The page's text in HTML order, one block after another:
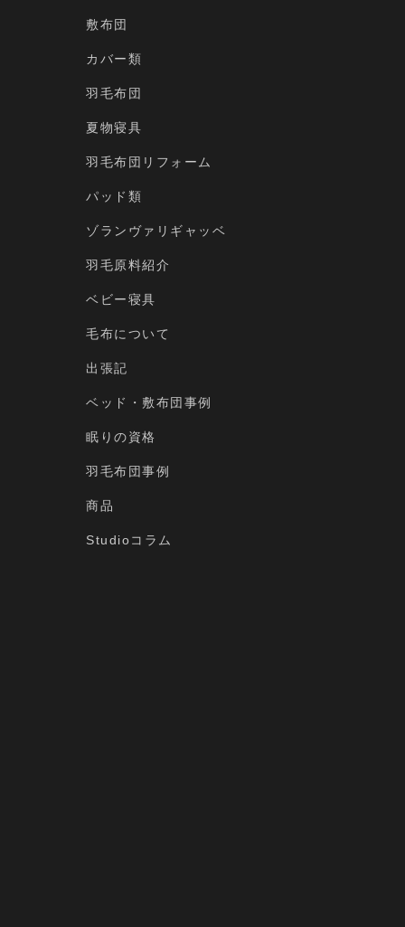
敷布団
カバー類
羽毛布団
夏物寝具
羽毛布団リフォーム
パッド類
ゾランヴァリギャッベ
羽毛原料紹介
ベビー寝具
毛布について
出張記
ベッド・敷布団事例
眠りの資格
羽毛布団事例
商品
Studioコラム